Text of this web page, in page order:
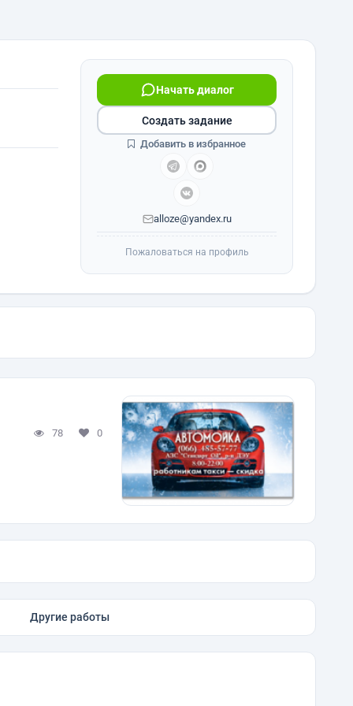
Начать диалог
alloze@yandex.ru
Создать задание
Добавить в избранное
Пожаловаться на профиль
78 0
Другие работы